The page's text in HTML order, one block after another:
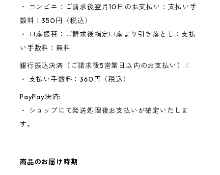
・ コンビニ：ご請求後翌月10日のお支払い：支払い手
数料：350円（税込）
・ 口座振替：ご請求後指定口座より引き落とし：支払
い手数料：無料
銀行振込決済（ご請求後5営業日以内のお支払い）：
・ 支払い手数料：360円（税込）
PayPay決済:
・ ショップにて発送処理後お支払いが確定いたしま
す。
商品のお届け時期